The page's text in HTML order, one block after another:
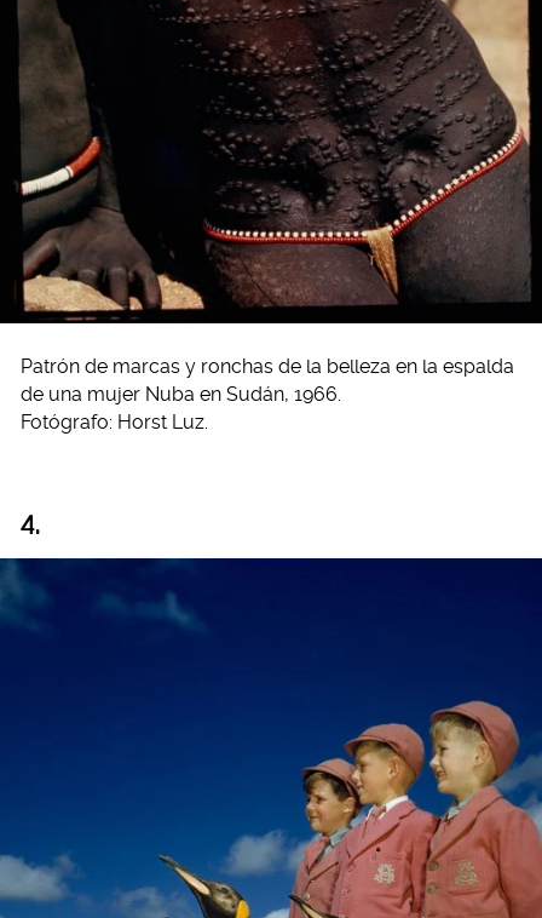
Patrón de marcas y ronchas de la belleza en la espalda
de una mujer Nuba en Sudán, 1966.
Fotógrafo: Horst Luz.
4.